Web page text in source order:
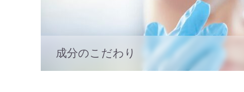
成分のこだわり